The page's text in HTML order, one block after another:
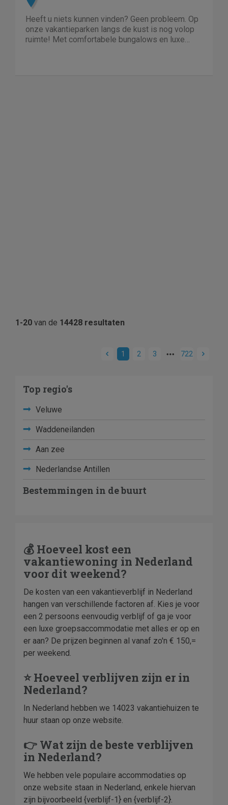
Heeft u niets kunnen vinden? Geen probleem. Op
onze vakantieparken langs de kust is nog volop
ruimte! Met comfortabele bungalows en luxe
1-20 van de 14428 resultaten
1 2 3 722
Top regio's
Veluwe
Waddeneilanden
Aan zee
Nederlandse Antillen
Bestemmingen in de buurt
💰 Hoeveel kost een
vakantiewoning in Nederland
voor dit weekend?
De kosten van een vakantieverblijf in Nederland
hangen van verschillende factoren af. Kies je voor
een 2 persoons eenvoudig verblijf of ga je voor
een luxe groepsaccommodatie met alles er op en
er aan? De prijzen beginnen al vanaf zo'n € 150,=
per weekend.
⭐ Hoeveel verblijven zijn er in
Nederland?
In Nederland hebben we 14023 vakantiehuizen te
huur staan op onze website.
👉 Wat zijn de beste verblijven
in Nederland?
We hebben vele populaire accommodaties op
onze website staan in Nederland, enkele hiervan
zijn bijvoorbeeld {verblijf-1} en {verblijf-2}.